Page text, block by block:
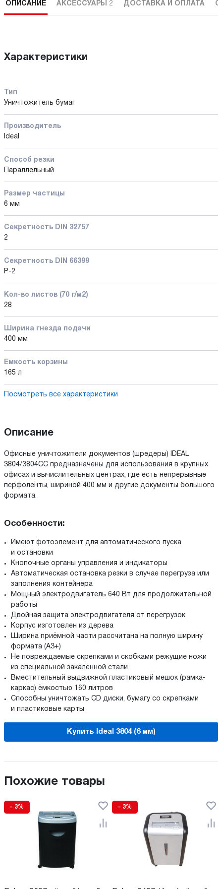
ОПИСАНИЕ АКСЕССУАРЫ 2 ДОСТАВКА И ОПЛАТА
Характеристики
Тип
Уничтожитель бумаг
Производитель
Ideal
Способ резки
Параллельный
Размер частицы
6 мм
Секретность DIN 32757
2
Секретность DIN 66399
P-2
Кол-во листов (70 г/м2)
28
Ширина гнезда подачи
400 мм
Емкость корзины
165 л
Посмотреть все характеристики
Описание
Офисные уничтожители документов (шредеры) IDEAL
3804/3804CC предназначены для использования в крупных
офисах и вычислительных центрах, где есть непрерывные
перфоленты, шириной 400 мм и другие документы большого
формата.
Особенности:
Имеют фотоэлемент для автоматического пуска
и остановки
Кнопочные органы управления и индикаторы
Автоматическая остановка резки в случае перегруза или
заполнения контейнера
Мощный электродвигатель 640 Вт для продолжительной
работы
Двойная защита электродвигателя от перегрузок
Корпус изготовлен из дерева
Ширина приёмной части рассчитана на полную ширину
формата (А3+)
Не повреждаемые скрепками и скобками режущие ножи
из специальной закаленной стали
Вместительный выдвижной пластиковый мешок (рамка-
каркас) ёмкостью 160 литров
Способны уничтожать СD диски, бумагу со скрепками
и пластиковые карты
Купить Ideal 3804 (6 мм)
Похожие товары
- 3% - 3%